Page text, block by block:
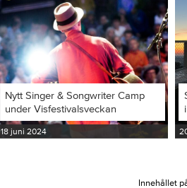
Nytt Singer & Songwriter Camp
under Visfestivalsveckan
18 juni 2024
Innehållet